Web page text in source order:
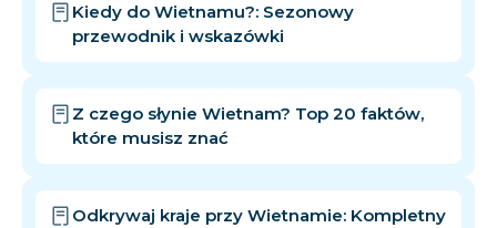
Kiedy do Wietnamu?: Sezonowy
przewodnik i wskazówki
Z czego słynie Wietnam? Top 20 faktów,
które musisz znać
Odkrywaj kraje przy Wietnamie: Kompletny